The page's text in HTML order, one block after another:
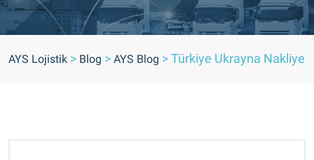
AYS Lojistik > Blog > AYS Blog >Türkiye Ukrayna Nakliye